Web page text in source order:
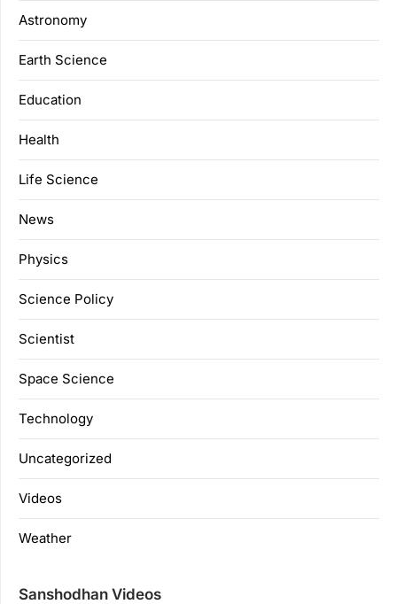
Astronomy
Earth Science
Education
Health
Life Science
News
Physics
Science Policy
Scientist
Space Science
Technology
Uncategorized
Videos
Weather
Sanshodhan Videos